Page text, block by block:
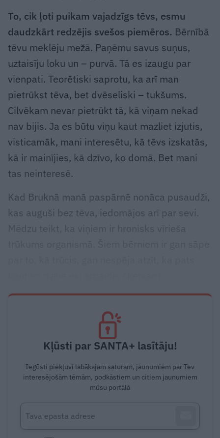
To, cik ļoti puikam vajadzīgs tēvs, esmu
daudzkārt redzējis svešos piemēros. Bērnībā
tēvu meklēju mežā. Paņēmu savus suņus,
uztaisīju loku un – purvā. Tā es izaugu par
vienpati. Teorētiski saprotu, ka arī man
pietrūkst tēva, bet dvēseliski – tukšums.
Cilvēkam nevar pietrūkt tā, kā viņam nekad
nav bijis. Ja es būtu viņu kaut mazliet izjutis,
visticamāk, mani interesētu, kā tēvs izskatās,
kā ir mainījies, kā dzīvo, ko domā. Bet mani
tas neinteresē.
Kad Bruknā manā paspārnē nonāca pusaudži,
kas auguši bez tēva, iedomājos arī par sevi.
Kļūsti par SANTA+ lasītāju!
Iegūsti piekļuvi labākajam saturam, jaunumiem par Tev
interesējošām tēmām, podkāstiem un citiem jaunumiem
mūsu portālā